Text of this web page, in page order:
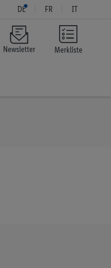
Merkliste
DE FR IT
Newsletter